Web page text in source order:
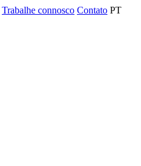
Trabalhe connosco Contato PT